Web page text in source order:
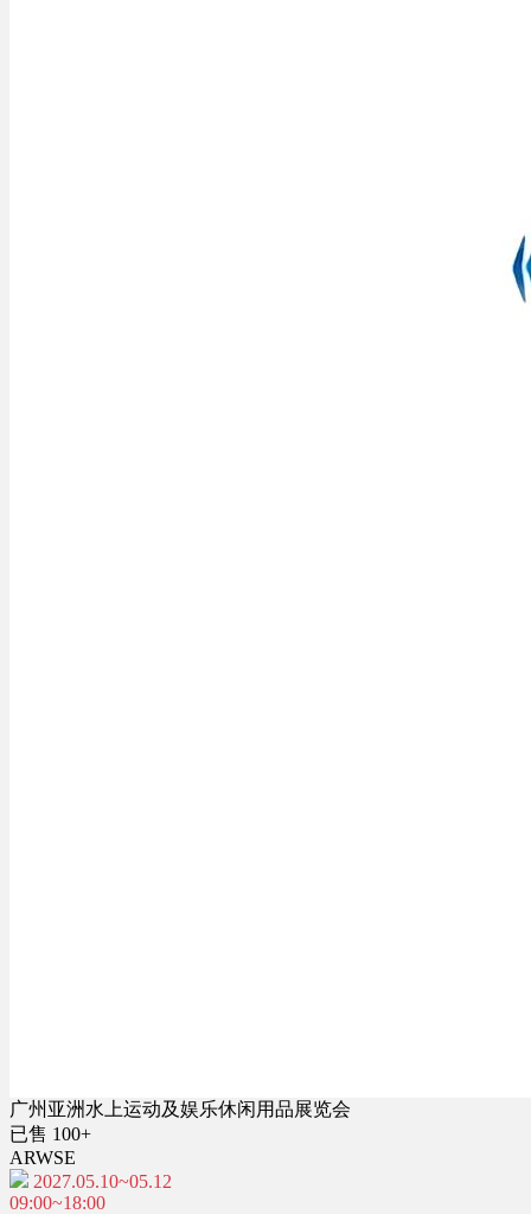
广州亚洲水上运动及娱乐休闲用品展览会
已售 100+
ARWSE
2027.05.10~05.12
09:00~18:00